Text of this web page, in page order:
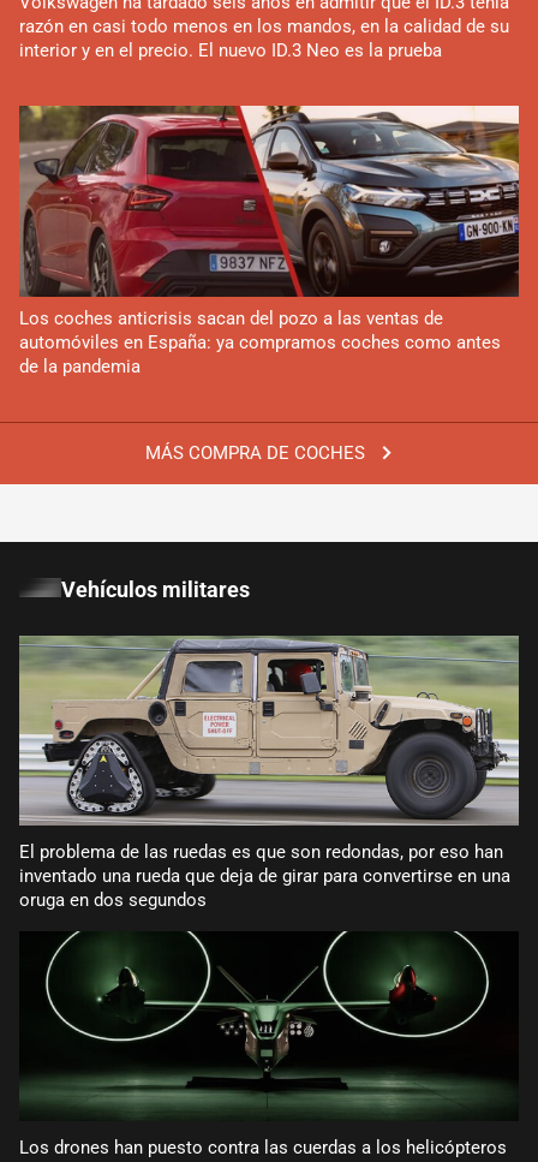
MÁS COMPRA DE COCHES
razón en casi todo menos en los mandos, en la calidad de su
interior y en el precio. El nuevo ID.3 Neo es la prueba
Los coches anticrisis sacan del pozo a las ventas de
automóviles en España: ya compramos coches como antes
de la pandemia
Vehículos militares
El problema de las ruedas es que son redondas, por eso han
inventado una rueda que deja de girar para convertirse en una
oruga en dos segundos
Los drones han puesto contra las cuerdas a los helicópteros